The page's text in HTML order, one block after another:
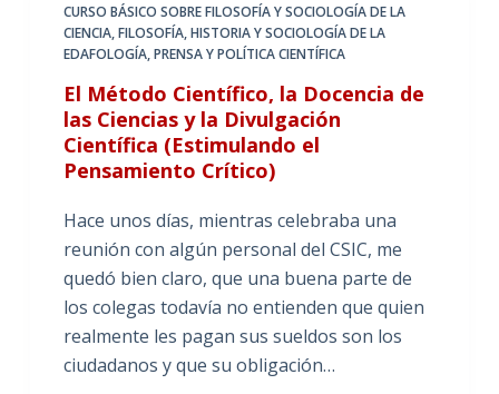
CURSO BÁSICO SOBRE FILOSOFÍA Y SOCIOLOGÍA DE LA
CIENCIA,FILOSOFÍA, HISTORIA Y SOCIOLOGÍA DE LA
EDAFOLOGÍA,PRENSA Y POLÍTICA CIENTÍFICA
El Método Científico, la Docencia de
las Ciencias y la Divulgación
Científica (Estimulando el
Pensamiento Crítico)
Hace unos días, mientras celebraba una
reunión con algún personal del CSIC, me
quedó bien claro, que una buena parte de
los colegas todavía no entienden que quien
realmente les pagan sus sueldos son los
ciudadanos y que su obligación…